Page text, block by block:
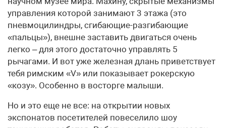
управления которой занимают 3 этажа (это
пневмоцилиндры, сгибающие-разгибающие
«пальцы»), внешне заставить двигаться очень
легко – для этого достаточно управлять 5
рычагами. И вот уже железная длань приветствует
тебя римским «V» или показывает рокерскую
«козу». Особенно в восторге малыши.
Но и это еще не все: на открытии новых
экспонатов посетителей повеселило шоу